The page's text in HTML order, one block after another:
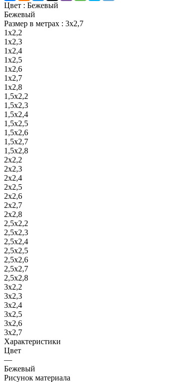
Цвет : Бежевый
Бежевый
Размер в метрах : 3х2,7
1х2,2
1х2,3
1х2,4
1х2,5
1х2,6
1х2,7
1х2,8
1,5х2,2
1,5х2,3
1,5х2,4
1,5х2,5
1,5х2,6
1,5х2,7
1,5х2,8
2х2,2
2х2,3
2х2,4
2х2,5
2х2,6
2х2,7
2х2,8
2,5х2,2
2,5х2,3
2,5х2,4
2,5х2,5
2,5х2,6
2,5х2,7
2,5х2,8
3х2,2
3х2,3
3х2,4
3х2,5
3х2,6
3х2,7
Характеристики
Цвет
—
Бежевый
Рисунок материала